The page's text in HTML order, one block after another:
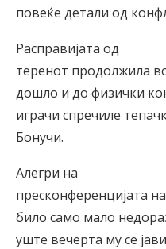
повеќе детали од
Расправијата од
теренот продолжила
дошло и до физички
играчи спречиле
Бонучи.
Алегри на
пресконференцијата
било само мало
уште вечерта му се